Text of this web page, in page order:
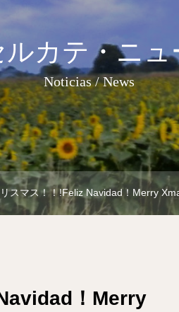
ルカテ・ニュ
Noticias / News
スマス！！!Feliz Navidad！Merry
！Merry